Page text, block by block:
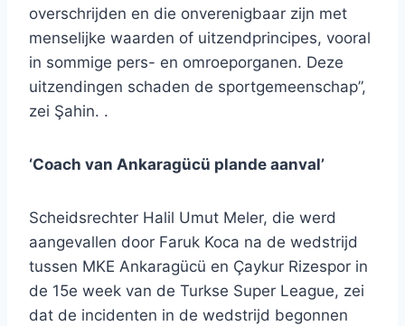
overschrijden en die onverenigbaar zijn met
menselijke waarden of uitzendprincipes, vooral
in sommige pers- en omroeporganen. Deze
uitzendingen schaden de sportgemeenschap”,
zei Şahin. .
‘Coach van Ankaragücü plande aanval’
Scheidsrechter Halil Umut Meler, die werd
aangevallen door Faruk Koca na de wedstrijd
tussen MKE Ankaragücü en Çaykur Rizespor in
de 15e week van de Turkse Super League, zei
dat de incidenten in de wedstrijd begonnen